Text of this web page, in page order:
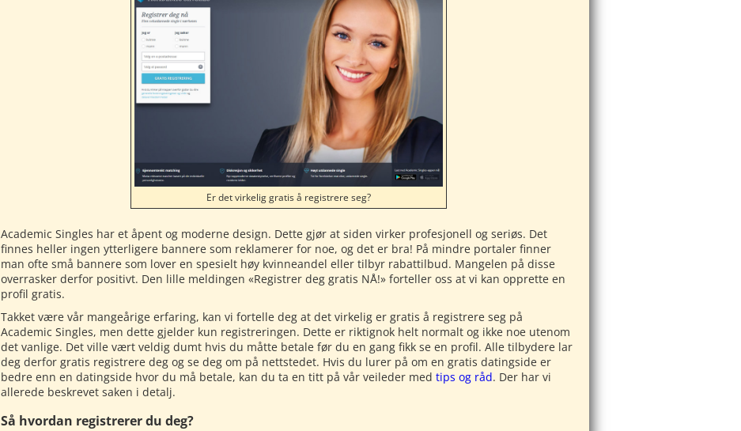
Er det virkelig gratis å registrere seg?
Academic Singles har et åpent og moderne design. Dette gjør at siden virker profesjonell og seriøs. Det
finnes heller ingen ytterligere bannere som reklamerer for noe, og det er bra! På mindre portaler finner
man ofte små bannere som lover en spesielt høy kvinneandel eller tilbyr rabattilbud. Mangelen på disse
overrasker derfor positivt. Den lille meldingen «Registrer deg gratis NÅ!» forteller oss at vi kan opprette en
profil gratis.
Takket være vår mangeårige erfaring, kan vi fortelle deg at det virkelig er gratis å registrere seg på
Academic Singles, men dette gjelder kun registreringen. Dette er riktignok helt normalt og ikke noe utenom
det vanlige. Det ville vært veldig dumt hvis du måtte betale før du en gang fikk se en profil. Alle tilbydere lar
deg derfor gratis registrere deg og se deg om på nettstedet. Hvis du lurer på om en gratis datingside er
bedre enn en datingside hvor du må betale, kan du ta en titt på vår veileder med tips og råd. Der har vi
allerede beskrevet saken i detalj.
Så hvordan registrerer du deg?